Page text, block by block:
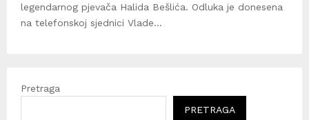
legendarnog pjevača Halida Bešlića. Odluka je donesena
na telefonskoj sjednici Vlade...
Pretraga
PRETRAGA